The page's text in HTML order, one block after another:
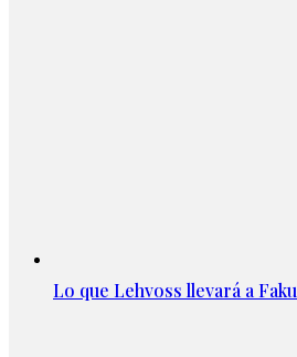
Lo que Lehvoss llevará a